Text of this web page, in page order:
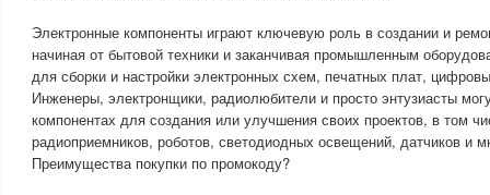
Электронные компоненты играют ключевую роль в создании и
начиная от бытовой техники и заканчивая промышленным
для сборки и настройки электронных схем, печатных плат,
Инженеры, электронщики, радиолюбители и просто энтузиасты
компонентах для создания или улучшения своих проектов, в том
радиоприемников, роботов, светодиодных освещений, датчиков и
Преимущества покупки по промокоду?